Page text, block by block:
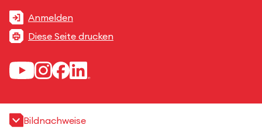
Anmelden
Diese Seite drucken
Bildnachweise